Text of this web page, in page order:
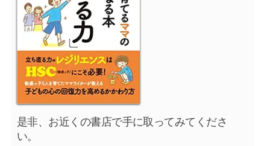
是非、お近くの書店で手に取ってみてくださ
い。